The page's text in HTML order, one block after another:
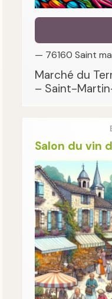
— 76160 Saint
Marché du
– Saint-
Salon du vin